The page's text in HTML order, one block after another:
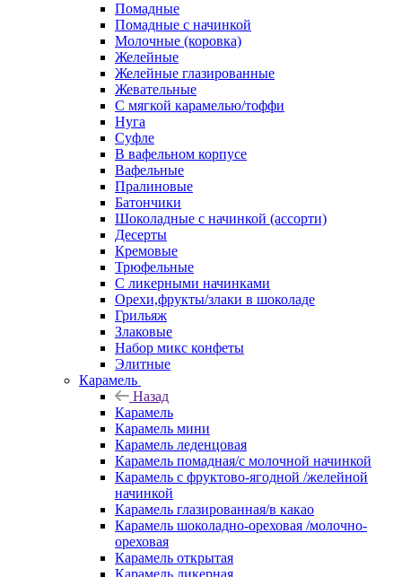
Помадные
Помадные с начинкой
Молочные (коровка)
Желейные
Желейные глазированные
Жевательные
С мягкой карамелью/тоффи
Нуга
Суфле
В вафельном корпусе
Вафельные
Пралиновые
Батончики
Шоколадные с начинкой (ассорти)
Десерты
Кремовые
Трюфельные
С ликерными начинками
Орехи,фрукты/злаки в шоколаде
Грильяж
Злаковые
Набор микс конфеты
Элитные
Карамель
Назад
Карамель
Карамель мини
Карамель леденцовая
Карамель помадная/с молочной начинкой
Карамель с фруктово-ягодной /желейной
начинкой
Карамель глазированная/в какао
Карамель шоколадно-ореховая /молочно-
ореховая
Карамель открытая
Карамель ликерная